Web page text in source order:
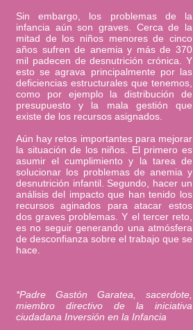
Sin embargo, los problemas de la
infancia aún son graves. Cerca de la
mitad de los niños menores de cinco
años sufren de anemia y más de 370
mil padecen de desnutrición crónica. Y
esto se agrava principalmente por las
deficiencias estructurales que tenemos,
como por ejemplo la distribución de
presupuesto y la mala gestión que
existe de los recursos asignados.
Aún hay retos importantes para mejorar
la situación de los niños. El primero es
asumir el cumplimiento y la tarea de
solucionar los problemas de anemia y
desnutrición infantil. Segundo, hacer un
análisis del impacto que han tenido los
recursos aginados para atacar estos
dos graves problemas. Y el tercer reto,
es no seguir generando una atmósfera
de desconfianza sobre el trabajo que se
hace.
*Padre Gastón Garatea, sacerdote,
miembro directivo de la iniciativa
ciudadana Inversión en la Infancia